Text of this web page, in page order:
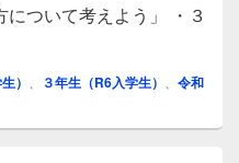
について考えよう」 ・３
道徳（７月21日）
） ３年生（R6入学生）
令和